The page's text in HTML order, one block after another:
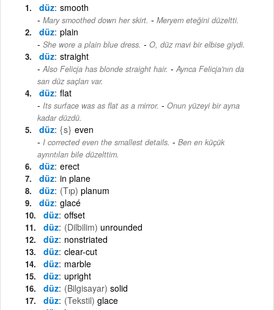
düz smooth
Mary smoothed down her skirt. - Meryem eteğini düzeltti.
düz plain
She wore a plain blue dress. - O, düz mavi bir elbise giydi.
düz straight
Also Felicja has blonde straight hair. - Ayrıca Felicja'nın da
sarı düz saçları var.
düz flat
Its surface was as flat as a mirror. - Onun yüzeyi bir ayna
kadar düzdü.
düz {s} even
I corrected even the smallest details. - Ben en küçük
ayrıntıları bile düzelttim.
düz erect
düz in plane
düz (Tıp) planum
düz glacé
düz offset
düz (Dilbilim) unrounded
düz nonstriated
düz clear-cut
düz marble
düz upright
düz (Bilgisayar) solid
düz (Tekstil) glace